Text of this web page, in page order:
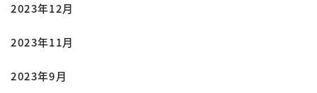
2023年12月
2023年11月
2023年9月